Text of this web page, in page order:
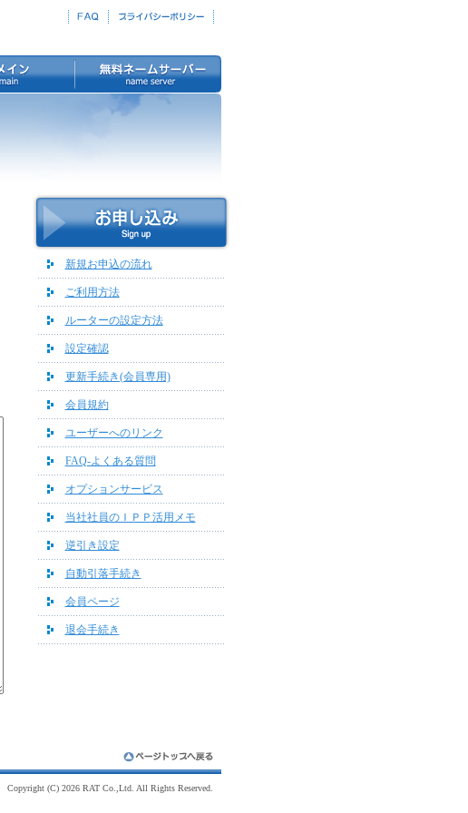
新規お申込の流れ
ご利用方法
ルーターの設定方法
設定確認
更新手続き(会員専用)
会員規約
ユーザーへのリンク
FAQ-よくある質問
オプションサービス
当社社員のＩＰＰ活用メモ
逆引き設定
自動引落手続き
会員ページ
退会手続き
Copyright (C) 2026 RAT Co.,Ltd. All Rights Reserved.